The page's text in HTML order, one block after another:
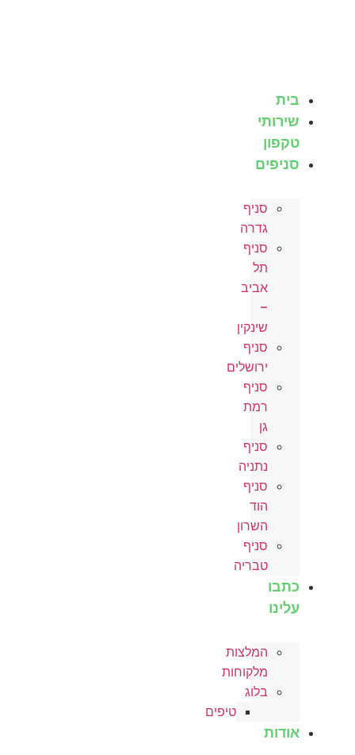
בית
שירותי
טקפון
סניפים
סניף
גדרה
סניף
תל
אביב
–
שינקין
סניף
ירושלים
סניף
רמת
גן
סניף
נתניה
סניף
הוד
השרון
סניף
טבריה
כתבו
עלינו
המלצות
מלקוחות
בלוג
טיפים
אודות